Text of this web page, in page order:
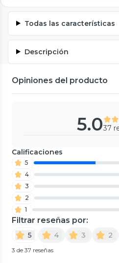
Todas las características
Descripción
Opiniones del producto
5.037
Calificaciones
5
4
3
2
1
Filtrar reseñas por:
5 4 3 2
3 de 37 reseñas